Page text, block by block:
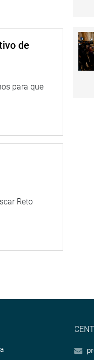
de
para que
Reto